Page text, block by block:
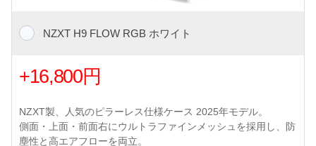
NZXT H9 FLOW RGB ホワイト
+16,800円
NZXT製、人気のピラーレス仕様ケース 2025年モデル。
側面・上面・前面右にウルトラファインメッシュを採用し、防
塵性と高エアフローを両立。